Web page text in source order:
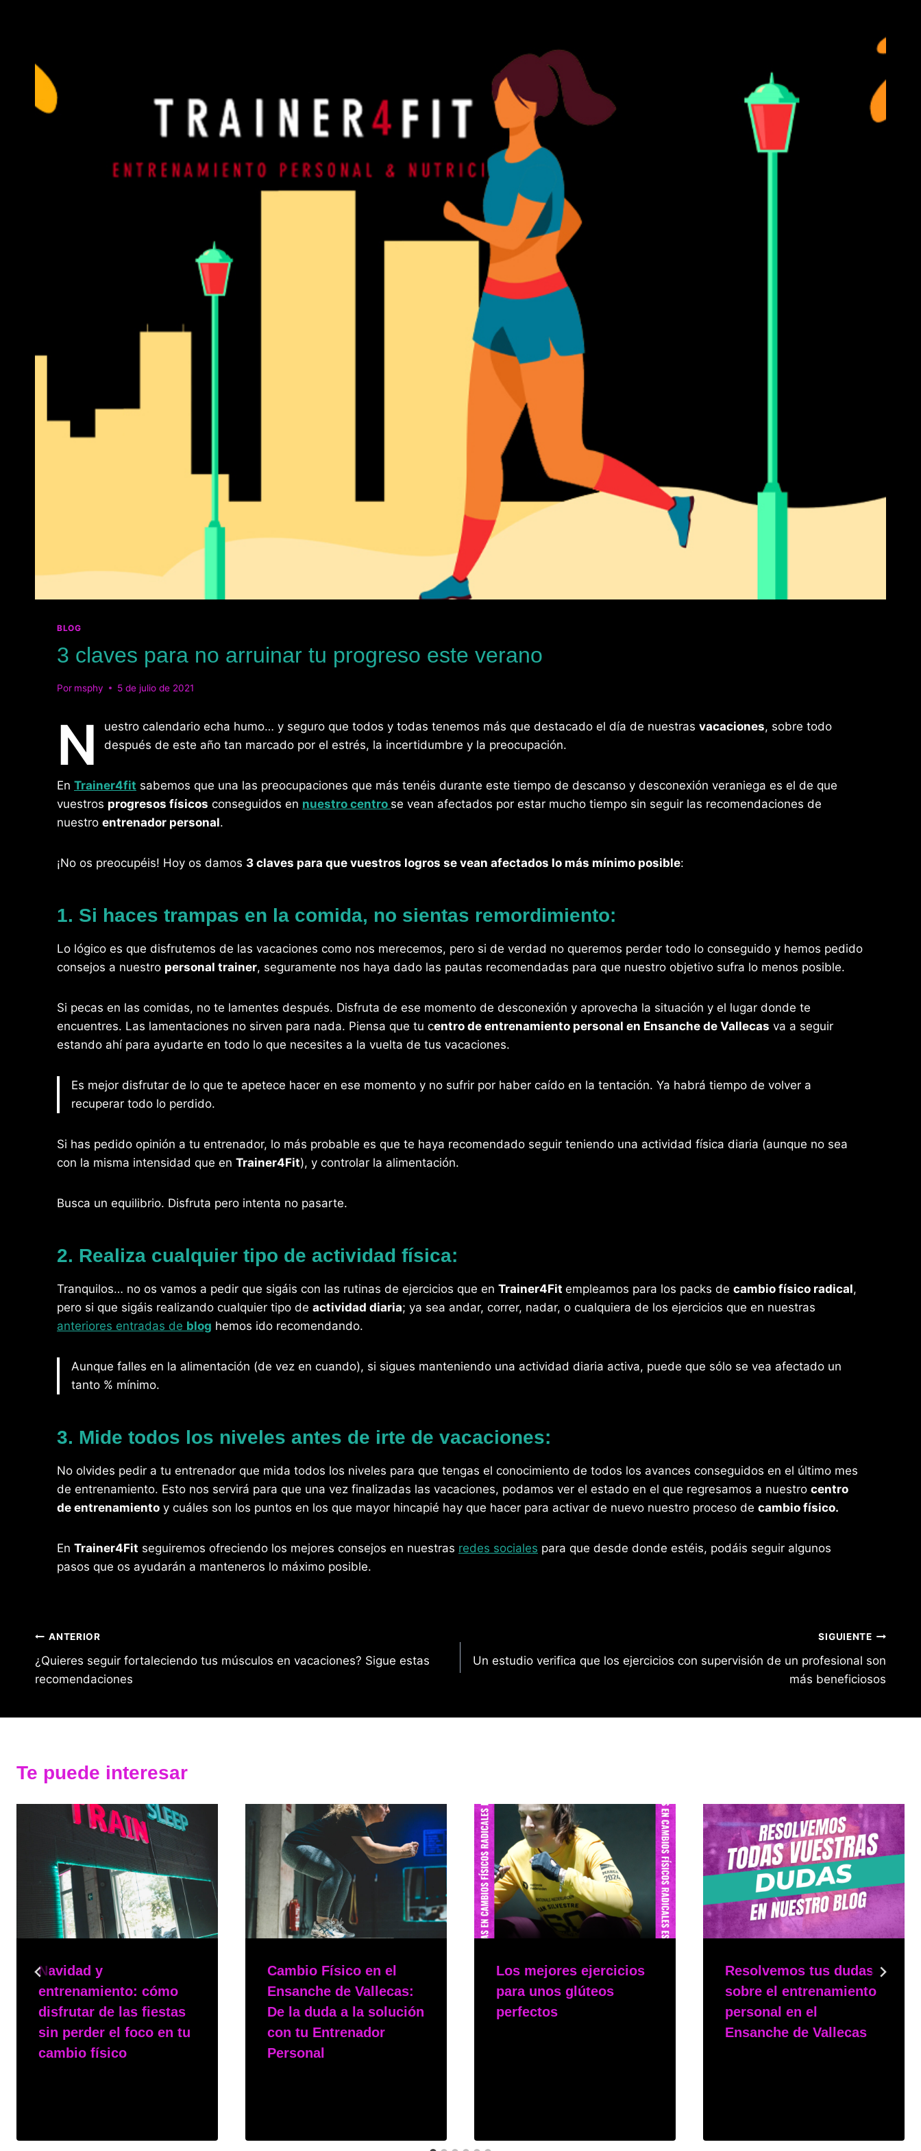
BLOG
3 claves para no arruinar tu progreso este verano
Por msphy 5 de julio de 2021
N uestro calendario echa humo… y seguro que todos y todas tenemos más que destacado el día de nuestras vacaciones, sobre todo
después de este año tan marcado por el estrés, la incertidumbre y la preocupación.
En Trainer4fit sabemos que una las preocupaciones que más tenéis durante este tiempo de descanso y desconexión veraniega es el de que
vuestros progresos físicos conseguidos en nuestro centro se vean afectados por estar mucho tiempo sin seguir las recomendaciones de
nuestro entrenador personal.
¡No os preocupéis! Hoy os damos 3 claves para que vuestros logros se vean afectados lo más mínimo posible:
1. Si haces trampas en la comida, no sientas remordimiento:
Lo lógico es que disfrutemos de las vacaciones como nos merecemos, pero si de verdad no queremos perder todo lo conseguido y hemos pedido
consejos a nuestro personal trainer, seguramente nos haya dado las pautas recomendadas para que nuestro objetivo sufra lo menos posible.
Si pecas en las comidas, no te lamentes después. Disfruta de ese momento de desconexión y aprovecha la situación y el lugar donde te
encuentres. Las lamentaciones no sirven para nada. Piensa que tu centro de entrenamiento personal en Ensanche de Vallecas va a seguir
estando ahí para ayudarte en todo lo que necesites a la vuelta de tus vacaciones.
Es mejor disfrutar de lo que te apetece hacer en ese momento y no sufrir por haber caído en la tentación. Ya habrá tiempo de volver a
recuperar todo lo perdido.
Si has pedido opinión a tu entrenador, lo más probable es que te haya recomendado seguir teniendo una actividad física diaria (aunque no sea
con la misma intensidad que en Trainer4Fit), y controlar la alimentación.
Busca un equilibrio. Disfruta pero intenta no pasarte.
2. Realiza cualquier tipo de actividad física:
Tranquilos… no os vamos a pedir que sigáis con las rutinas de ejercicios que en Trainer4Fit empleamos para los packs de cambio físico radical,
pero si que sigáis realizando cualquier tipo de actividad diaria; ya sea andar, correr, nadar, o cualquiera de los ejercicios que en nuestras
anteriores entradas de blog hemos ido recomendando.
Aunque falles en la alimentación (de vez en cuando), si sigues manteniendo una actividad diaria activa, puede que sólo se vea afectado un
tanto % mínimo.
3. Mide todos los niveles antes de irte de vacaciones:
No olvides pedir a tu entrenador que mida todos los niveles para que tengas el conocimiento de todos los avances conseguidos en el último mes
de entrenamiento. Esto nos servirá para que una vez finalizadas las vacaciones, podamos ver el estado en el que regresamos a nuestro centro
de entrenamiento y cuáles son los puntos en los que mayor hincapié hay que hacer para activar de nuevo nuestro proceso de cambio físico.
En Trainer4Fit seguiremos ofreciendo los mejores consejos en nuestras redes sociales para que desde donde estéis, podáis seguir algunos
pasos que os ayudarán a manteneros lo máximo posible.
Navegación
de
ANTERIOR
¿Quieres seguir fortaleciendo tus músculos en vacaciones? Sigue estas
recomendaciones
SIGUIENTE
Un estudio verifica que los ejercicios con supervisión de un profesional son
más beneficiosos
Te puede interesar
Navidad y
entrenamiento: cómo
disfrutar de las fiestas
sin perder el foco en tu
cambio físico
Cambio Físico en el
Ensanche de Vallecas:
De la duda a la solución
con tu Entrenador
Personal
Los mejores ejercicios
para unos glúteos
perfectos
Resolvemos tus dudas
sobre el entrenamiento
personal en el
Ensanche de Vallecas